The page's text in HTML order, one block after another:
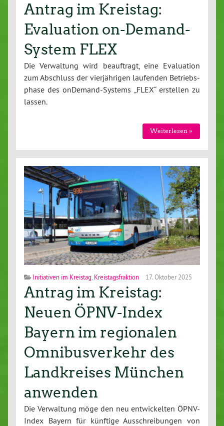
Antrag im Kreistag:
Evaluation on-Demand-
System FLEX
Die Ver­wal­tung wird be­auf­tragt, eine Eva­lua­ti­on
zum Abschluss der vier­jäh­ri­gen laufenden Be­triebs­
pha­se des on­De­mand-Sys­tems „FLEX“ erstellen zu
lassen.
Wei­ter­le­sen »
Initiativen im Kreistag Kreistagsfraktion 17. Oktober 2025
Antrag im Kreistag:
Neuen ÖPNV-Index
Bayern im regionalen
Omnibusverkehr des
Landkreises München
anwenden
Die Ver­wal­tung möge den neu ent­wi­ckel­ten ÖPNV-
In­dex Bayern für künftige Aus­schrei­bun­gen von